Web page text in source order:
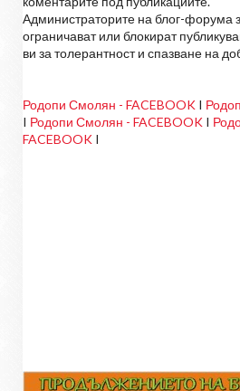
Администраторите на блог-форума
ограничават или блокират
ви за толерантност и спазване на
Родопи Смолян - FACEBOOK I
I Родопи Смолян - FACEBOOK I
FACEBOOK I